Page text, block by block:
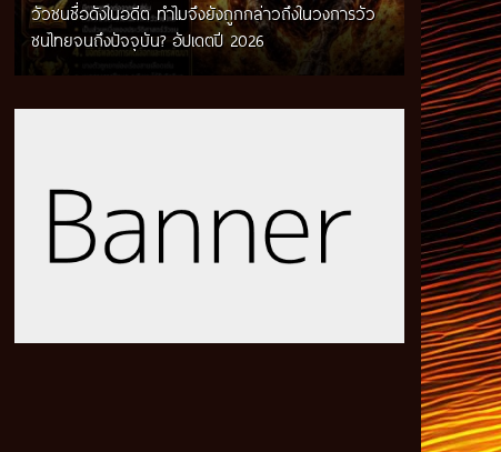
วัวชนชื่อดังในอดีต ทำไมจึงยังถูกกล่าวถึงในวงการวัว
ชนไทยจนถึงปัจจุบัน? อัปเดตปี 2026
กติกาวัวชนสมัยก่อน วิถีการแข่งขันดั้งเดิมที่สืบทอด
ผ่านภูมิปัญญาท้องถิ่น อัปเดตปี 2026